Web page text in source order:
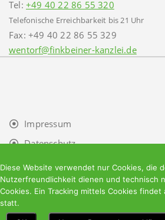
Tel: +49 40 22 86 55 320
Telefonische Erreichbarkeit bis 21 Uhr
Fax: +49 40 22 86 55 329
wentorf@finkbeiner-kanzlei.de
Impressum
Datenschutz
Facebook
Diese Website verwendet nur Cookies, die
Nutzerfreundlichkeit dienen und technisch
Cookies. Ein Tracking mittels Cookies
statt.